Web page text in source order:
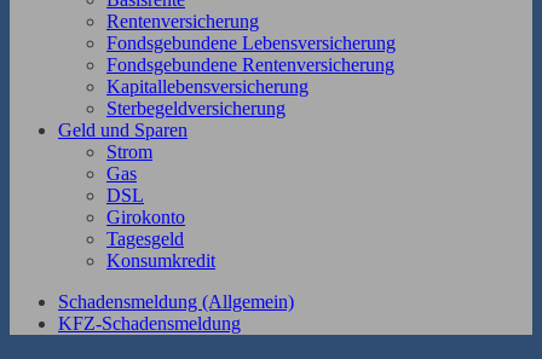
Rentenversicherung
Fondsgebundene Lebensversicherung
Fondsgebundene Rentenversicherung
Kapitallebensversicherung
Sterbegeldversicherung
Geld und Sparen
Strom
Gas
DSL
Girokonto
Tagesgeld
Konsumkredit
Schadensmeldung (Allgemein)
KFZ-Schadensmeldung